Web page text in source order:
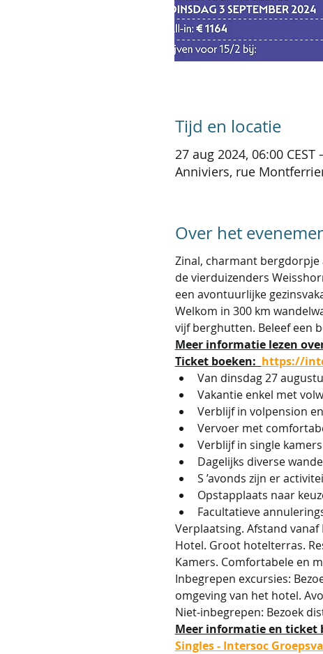
Tijd en locatie
27 aug 2024, 06:00 CEST
Anniviers, rue
Over het
Zinal, charmant bergdorpje
de vierduizenders
een avontuurlijke
Welkom in 300 km
vijf berghutten. Beleef een
Meer informatie lezen
Ticket boeken: https://
Van dinsdag 27
Vakantie enkel met
Verblijf in volpension
Vervoer met
Verblijf in single
Dagelijks diverse
S ’avonds zijn er
Opstapplaats naar
Facultatieve
Verplaatsing. Afstand
Hotel. Groot hotelterras.
Kamers. Comfortabele en
Inbegrepen excursies:
omgeving van het hotel.
Niet-inbegrepen: Bezoek
Meer informatie en ticket
Singles - Intersoc